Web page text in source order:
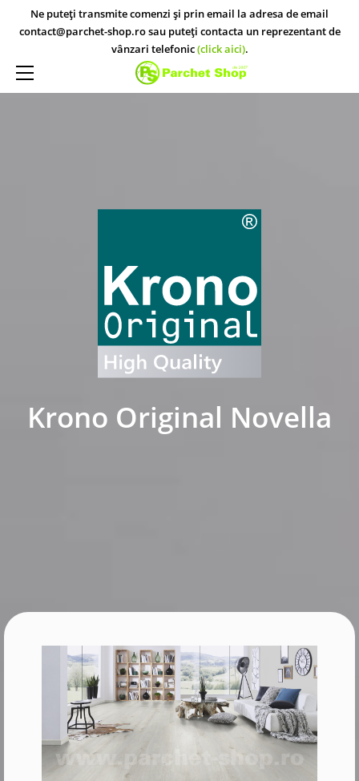
Ne puteți transmite comenzi și prin email la adresa de email
contact@parchet-shop.ro sau puteți contacta un reprezentant de
vânzari telefonic(click aici).
Krono Original Novella
ACASĂ
PARCHET STUDIO
PARCHET STUDIO KRONO ORIGINAL
PARCHET STUDIO EGGER
MAGAZINE
CONTACT